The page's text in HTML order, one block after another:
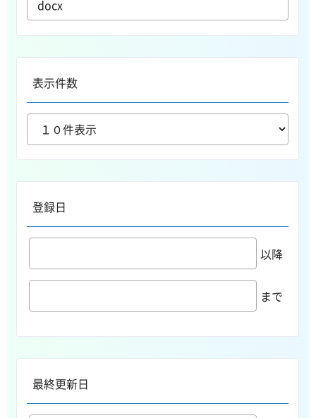
表示件数
登録日
以降
まで
最終更新日